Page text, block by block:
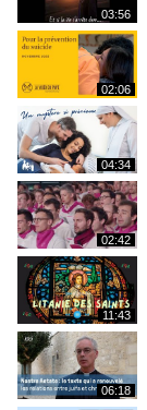
03:56
02:06
04:34
02:42
11:43
06:18